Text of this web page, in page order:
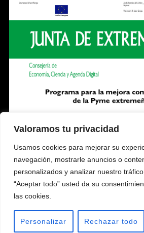
Valoramos tu privacidad
Usamos cookies para mejorar su
navegación, mostrarle anuncios o
personalizados y analizar nuestro
“Aceptar todo” usted da su
las cookies.
Personalizar Rechazar todo